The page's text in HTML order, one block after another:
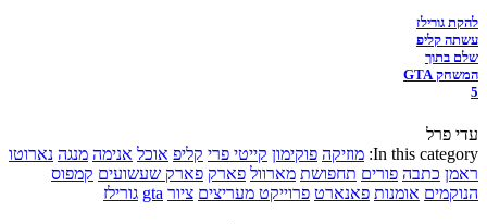
להקת גורילז
עשתה קליפ
שלם בתוך
המשחק GTA
5
עדי פרל
In this category: מוזיקה פוקימון קייטי פרי קליפ אוכל אנימה מנגה נארוטו
ראמן כתבה פורים תחפושת מארוול פארק פארק שעשועים קמפוס
הנוקמים אומנות פאנארט פרוייקט מעריצים ציור gta גורילז